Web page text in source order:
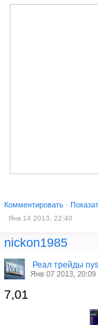
Комментировать ·
Янв 14 2013, 22:40
nickon1985
Реал трейды
Янв 07 2013, 20:09
7,01